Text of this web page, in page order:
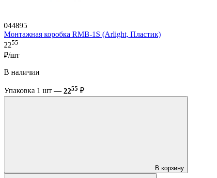
044895
Монтажная коробка RMB-1S (Arlight, Пластик)
2255
₽/шт
В наличии
Упаковка 1 шт — 2255 ₽
В корзину